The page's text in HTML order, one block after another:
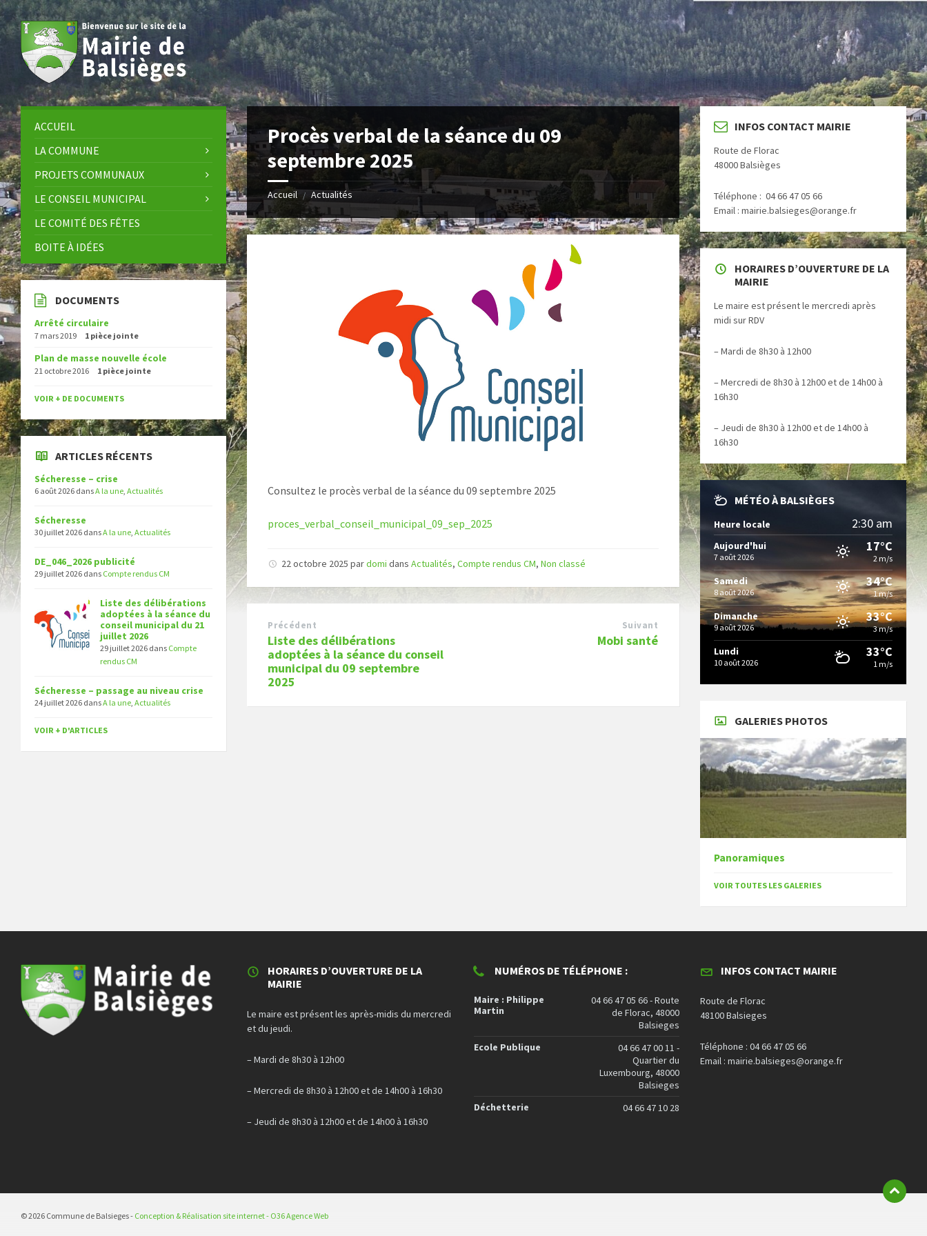
Skip
to
content
Skip
to
left
sidebar
Skip
to
right
sidebar
Skip
to
footer
Procès verbal de la séance du 09
septembre 2025
Accueil / Actualités
Consultez le procès verbal de la séance du 09 septembre 2025
proces_verbal_conseil_municipal_09_sep_2025
22 octobre 2025pardomi dansActualités,Compte rendus CM,Non classé
Précédent
Liste des délibérations
adoptées à la séance du conseil
municipal du 09 septembre
2025
Suivant
Mobi santé
ACCUEIL
LA COMMUNE
PROJETS COMMUNAUX
LE CONSEIL MUNICIPAL
LE COMITÉ DES FÊTES
BOITE À IDÉES
DOCUMENTS
Arrêté circulaire
7 mars 2019 1 pièce jointe
Plan de masse nouvelle école
21 octobre 2016 1 pièce jointe
VOIR + DE DOCUMENTS
ARTICLES RÉCENTS
Sécheresse – crise
6 août 2026 dansA la une Actualités
Sécheresse
30 juillet 2026 dansA la une Actualités
DE_046_2026 publicité
29 juillet 2026 dans Compte rendus CM
Liste des délibérations
adoptées à la séance du
conseil municipal du 21
juillet 2026
29 juillet 2026 dans Compte
rendus CM
Sécheresse – passage au niveau crise
24 juillet 2026 dansA la une Actualités
VOIR + D'ARTICLES
INFOS CONTACT MAIRIE
Route de Florac
48000 Balsièges
Téléphone : 04 66 47 05 66
Email : mairie.balsieges@orange.fr
HORAIRES D’OUVERTURE DE LA
MAIRIE
Le maire est présent le mercredi après
midi sur RDV
– Mardi de 8h30 à 12h00
– Mercredi de 8h30 à 12h00 et de 14h00 à
16h30
– Jeudi de 8h30 à 12h00 et de 14h00 à
16h30
MÉTÉO À BALSIÈGES
Heure locale 2:30 am
Aujourd'hui
7 août 2026
17°C
2 m/s
Samedi
8 août 2026
34°C
1 m/s
Dimanche
9 août 2026
33°C
3 m/s
Lundi
10 août 2026
33°C
1 m/s
GALERIES PHOTOS
Panoramiques
VOIR TOUTES LES GALERIES
HORAIRES D’OUVERTURE DE LA
MAIRIE
Le maire est présent les après-midis du mercredi
et du jeudi.
– Mardi de 8h30 à 12h00
– Mercredi de 8h30 à 12h00 et de 14h00 à 16h30
– Jeudi de 8h30 à 12h00 et de 14h00 à 16h30
NUMÉROS DE TÉLÉPHONE :
Maire : Philippe
Martin
04 66 47 05 66 - Route
de Florac, 48000
Balsieges
Ecole Publique
04 66 47 00 11 -
Quartier du
Luxembourg, 48000
Balsieges
Déchetterie
04 66 47 10 28
INFOS CONTACT MAIRIE
Route de Florac
48100 Balsieges
Téléphone : 04 66 47 05 66
Email : mairie.balsieges@orange.fr
© 2026 Commune de Balsieges - Conception & Réalisation site internet - O36 Agence Web